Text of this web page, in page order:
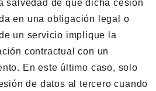
salvedad de que dicha cesión
en una obligación legal o
un servicio implique la
contractual con un
En este último caso, solo
de datos al tercero cuando